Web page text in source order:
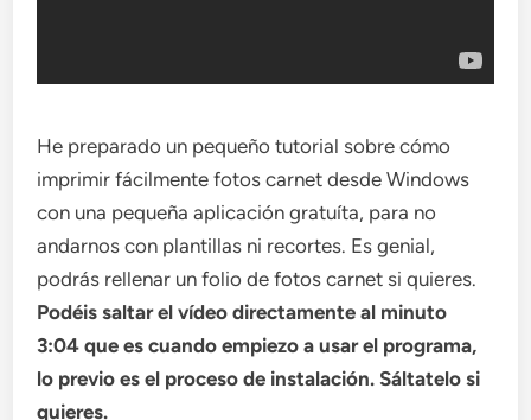
He preparado un pequeño tutorial sobre cómo
imprimir fácilmente fotos carnet desde Windows
con una pequeña aplicación gratuíta, para no
andarnos con plantillas ni recortes. Es genial,
podrás rellenar un folio de fotos carnet si quieres.
Podéis saltar el vídeo directamente al minuto
3:04 que es cuando empiezo a usar el programa,
lo previo es el proceso de instalación. Sáltatelo si
quieres.